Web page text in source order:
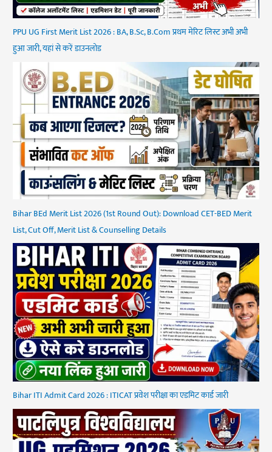
PPU UG First Merit List 2026 : BA, B.Sc, B.Com प्रथम मेरिट लिस्ट अभी अभी
हुआ जारी, यहां से करें डाउनलोड
Bihar BEd Merit List 2026 (1st Round Out): Download CET-BED Merit
List, Cut Off, Merit List & Counselling Details
Bihar ITI Admit Card 2026 : ITICAT प्रवेश परीक्षा का एडमिट कार्ड जारी